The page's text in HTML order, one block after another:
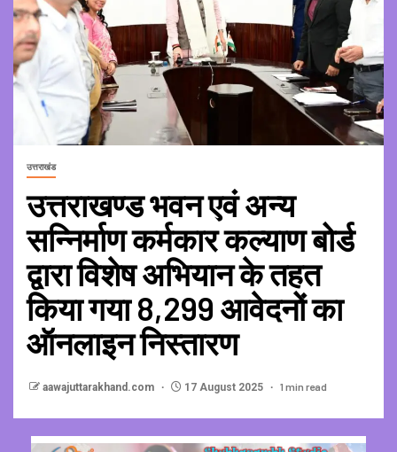
उत्तराखंड
उत्तराखण्ड भवन एवं अन्य
सन्निर्माण कर्मकार कल्याण बोर्ड
द्वारा विशेष अभियान के तहत
किया गया 8,299 आवेदनों का
ऑनलाइन निस्तारण
aawajuttarakhand.com 17 August 2025 1 min read